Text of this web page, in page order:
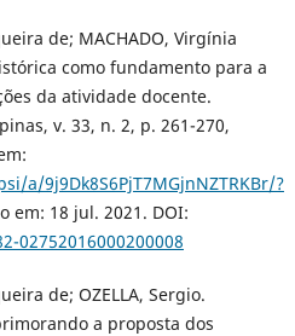
de; MACHADO, Virgínia
como fundamento para a
da atividade docente.
v. 33, n. 2, p. 261-270,
a/9j9Dk8S6PjT7MGjnNZTRKBr/?
em: 18 jul. 2021. DOI:
02752016000200008
de; OZELLA, Sergio.
a proposta dos